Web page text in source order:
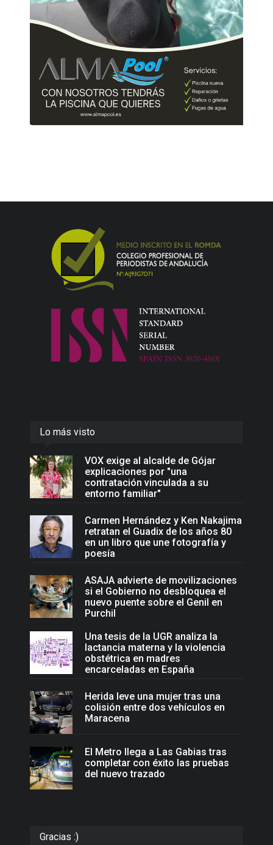
Lo más visto
VOX exige al alcalde de Gójar
explicaciones por "una
contratación vinculada a su
entorno familiar"
Carmen Hernández y Ken Nakajima
retratan el Guadix de los años 80
en un libro que une fotografía y
poesía
ASAJA advierte de movilizaciones
si el Gobierno no desbloquea el
nuevo puente sobre el Genil en
Purchil
Una tesis de la UGR analiza la
lactancia materna y la violencia
obstétrica en madres
encarceladas en España
Herida leve una mujer tras una
colisión entre dos vehículos en
Maracena
El Metro llega a Las Gabias tras
completar con éxito las pruebas
del nuevo trazado
Gracias :)